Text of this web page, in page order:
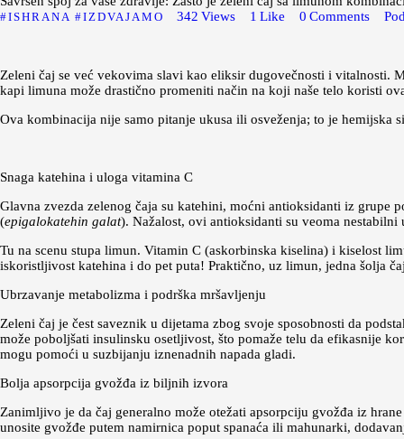
ISHRANA IZDVAJAMO 342 Views 1 Like 0 Comments
Zeleni čaj se već vekovima slavi kao eliksir dugovečnosti i vitalnosti.
kapi limuna može drastično promeniti način na koji naše telo koristi
Ova kombinacija nije samo pitanje ukusa ili osveženja; to je
Snaga katehina i uloga vitamina C
Glavna zvezda zelenog čaja su katehini, moćni antioksidanti iz grupe
(epigalokatehin galat). Nažalost, ovi antioksidanti su veoma nestabilni
Tu na scenu stupa limun. Vitamin C (askorbinska kiselina) i kiselost
iskoristljivost katehina i do pet puta! Praktično, uz limun, jedna šolja
Ubrzavanje metabolizma i podrška mršavljenju
Zeleni čaj je čest saveznik u dijetama zbog svoje sposobnosti da
može poboljšati insulinsku osetljivost, što pomaže telu da efikasnije
mogu pomoći u suzbijanju iznenadnih napada gladi.
Bolja apsorpcija gvožđa iz biljnih izvora
Zanimljivo je da čaj generalno može otežati apsorpciju gvožđa iz
unosite gvožđe putem namirnica poput spanaća ili mahunarki,